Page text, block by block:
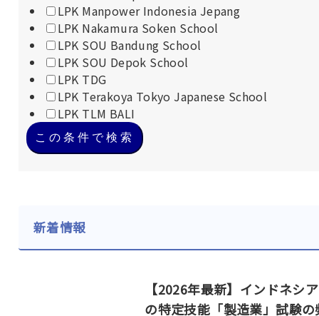
LPK Manpower Indonesia Jepang
LPK Nakamura Soken School
LPK SOU Bandung School
LPK SOU Depok School
LPK TDG
LPK Terakoya Tokyo Japanese School
LPK TLM BALI
この条件で検索
新着情報
【2026年最新】インドネシ
の特定技能「製造業」試験の